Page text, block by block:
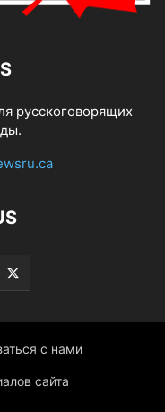
русскоговорящих
с нами
сайта